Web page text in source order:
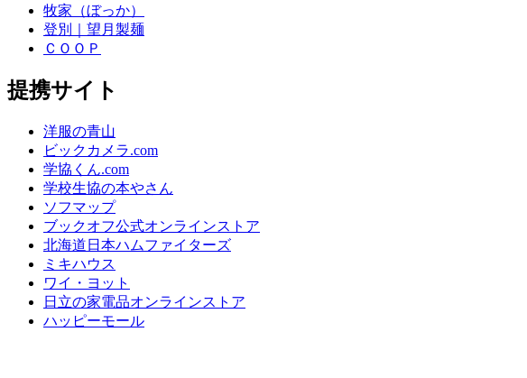
牧家（ぼっか）
登別｜望月製麺
ＣＯＯＰ
提携サイト
洋服の青山
ビックカメラ.com
学協くん.com
学校生協の本やさん
ソフマップ
ブックオフ公式オンラインストア
北海道日本ハムファイターズ
ミキハウス
ワイ・ヨット
日立の家電品オンラインストア
ハッピーモール